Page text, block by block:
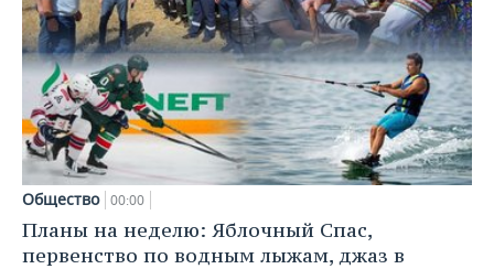
Общество 00:00
Планы на неделю: Яблочный Спас,
первенство по водным лыжам, джаз в